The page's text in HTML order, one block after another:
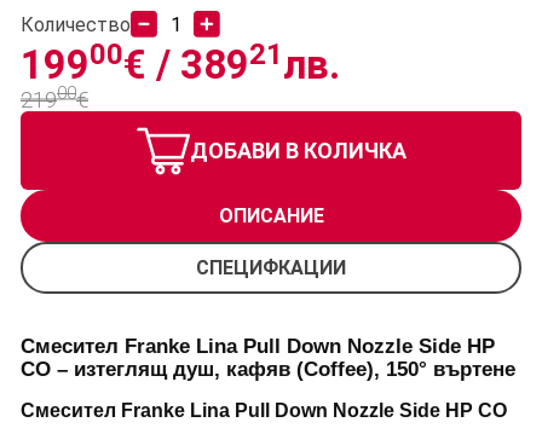
Количество
19900€ / 38921лв.
21900€
ДОБАВИ В КОЛИЧКА
ОПИСАНИЕ
СПЕЦИФКАЦИИ
Смесител Franke Lina Pull Down Nozzle Side HP
CO – изтеглящ душ, кафяв (Coffee), 150° въртене
Смесител Franke Lina Pull Down Nozzle Side HP CO